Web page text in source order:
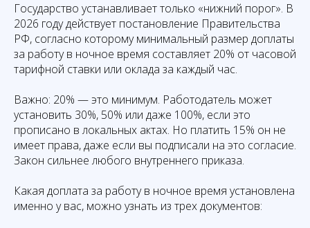
Государство устанавливает только «нижний порог». В
2026 году действует постановление Правительства
РФ, согласно которому минимальный размер доплаты
за работу в ночное время составляет 20% от часовой
тарифной ставки или оклада за каждый час.
Важно: 20% — это минимум. Работодатель может
установить 30%, 50% или даже 100%, если это
прописано в локальных актах. Но платить 15% он не
имеет права, даже если вы подписали на это согласие.
Закон сильнее любого внутреннего приказа.
Какая доплата за работу в ночное время установлена
именно у вас, можно узнать из трех документов: